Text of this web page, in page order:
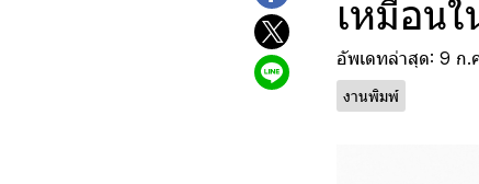
เหมือน
อัพเดทล่าสุด: 9 ก.
งานพิมพ์